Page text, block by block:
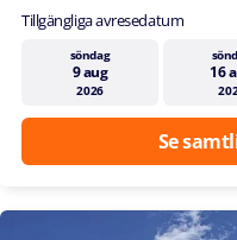
Tillgängliga avresedatum
söndag
9 aug
2026
16
Se